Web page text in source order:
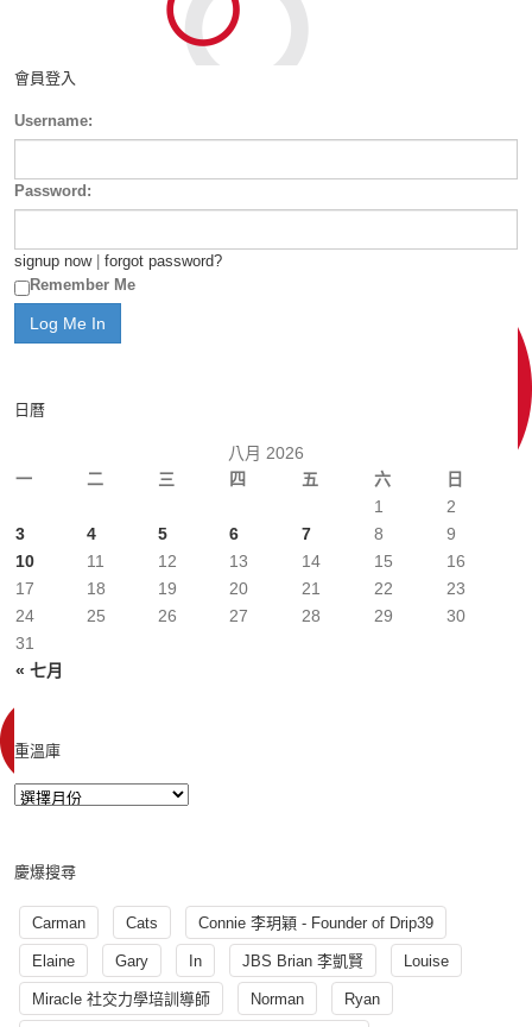
會員登入
Username:
Password:
signup now| forgot password?
Remember Me
日曆
八月 2026
一
二 三 四 五 六 日
« 七月
1
2
3
4 5 6 7 8
9
10
11 12 13 14 15
16
17
18 19 20 21 22
23
24
25 26 27 28 29
30
31
重溫庫
慶爆搜尋
Carman Cats Connie 李玥穎 - Founder of Drip39
Elaine Gary In JBS Brian 李凱賢 Louise
Miracle 社交力學培訓導師 Norman Ryan